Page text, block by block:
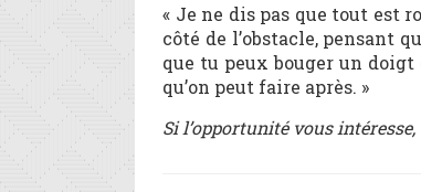
« Je ne dis pas que tout est
côté de l’obstacle, pensant
que tu peux bouger un
qu’on peut faire après. »
Si l’opportunité vous